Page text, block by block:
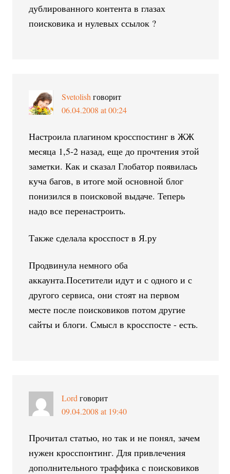
дублированного контента в глазах
поисковика и нулевых ссылок ?
Svetolish говорит
06.04.2008 at 00:24
Настроила плагином кросспостинг в ЖЖ
месяца 1,5-2 назад, еще до прочтения этой
заметки. Как и сказал Глобатор появилась
куча багов, в итоге мой основной блог
понизился в поисковой выдаче. Теперь
надо все перенастроить.
Также сделала кросспост в Я.ру
Продвинула немного оба
аккаунта.Посетители идут и с одного и с
другого сервиса, они стоят на первом
месте после поисковиков потом другие
сайты и блоги. Смысл в кросспосте - есть.
Lord говорит
09.04.2008 at 19:40
Прочитал статью, но так и не понял, зачем
нужен кросспонтинг. Для привлечения
дополнительного траффика с поисковиков